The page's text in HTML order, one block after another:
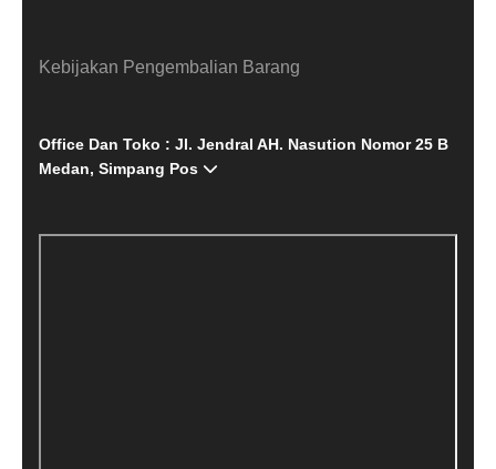
Kebijakan Pengembalian Barang
Office Dan Toko : Jl. Jendral AH. Nasution Nomor 25 B
Medan, Simpang Pos